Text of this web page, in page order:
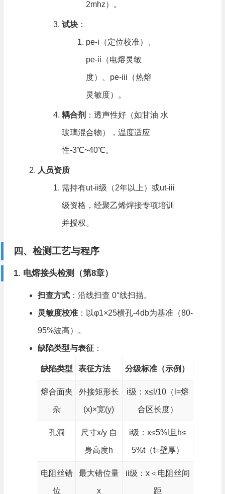
2mhz）。
试块​：
pe-i（定位校准）、
pe-ii（电熔灵敏
度）、pe-iii（热熔
灵敏度）。
耦合剂 ​：透声性好（如甘油 水
玻璃混合物），温度适应
性-3℃~40℃。
人员资质
需持有ut-ii级（2年以上）或ut-iii
级资格，经聚乙烯焊接专项培训
并授权。
四、检测工艺与程序
1. 电熔接头检测（第8章）​
扫查方式​：沿线扫查 0°线扫描。
灵敏度校准​：以φ1×25横孔-4db为基准（80-
95%波高）。
缺陷类型与表征​：
缺陷类型 表征方法 分级标准（示例）​
熔合面夹
杂
外接矩形长
(x)×宽(y)
i级：x≤l/10（l=熔
合区长度）
孔洞 尺寸x/y 自
身高度h
i级：x≤5%l且h≤
5%t（t=壁厚）
电阻丝错
位
最大错位量
x
ii级：x＜电阻丝间
距